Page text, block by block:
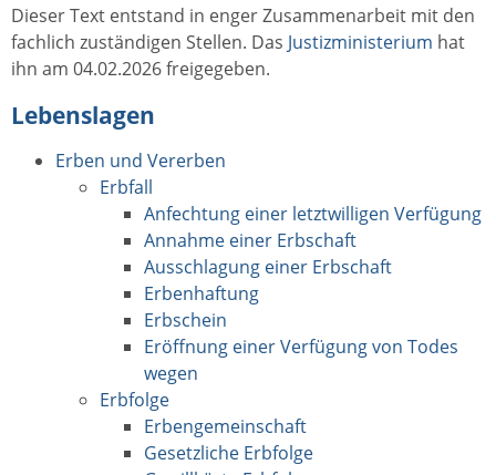
Dieser Text entstand in enger Zusammenarbeit mit den
fachlich zuständigen Stellen. Das Justizministerium hat
ihn am 04.02.2026 freigegeben.
Lebenslagen
Erben und Vererben
Erbfall
Anfechtung einer letztwilligen Verfügung
Annahme einer Erbschaft
Ausschlagung einer Erbschaft
Erbenhaftung
Erbschein
Eröffnung einer Verfügung von Todes
wegen
Erbfolge
Erbengemeinschaft
Gesetzliche Erbfolge